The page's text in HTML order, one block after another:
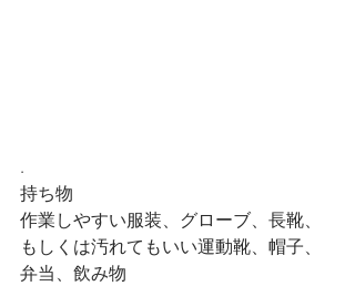
.
持ち物
作業しやすい服装、グローブ、長靴、
もしくは汚れてもいい運動靴、帽子、
弁当、飲み物